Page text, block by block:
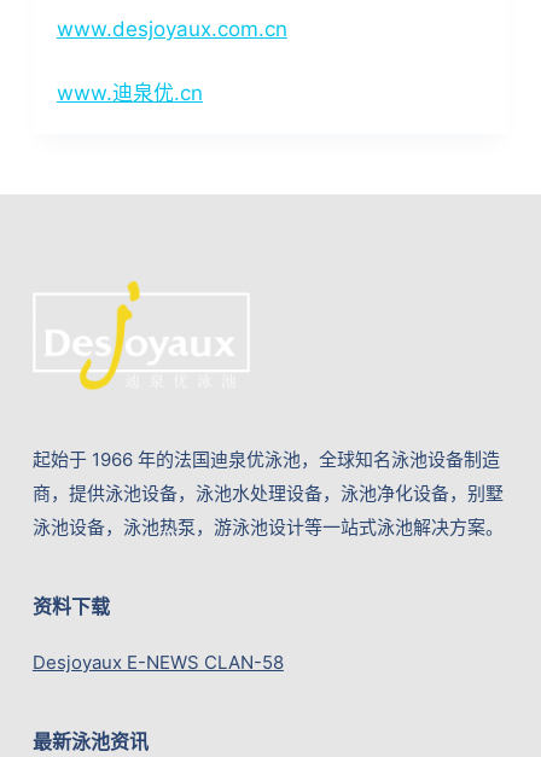
www.desjoyaux.com.cn
www.迪泉优.cn
起始于 1966 年的法国迪泉优泳池，全球知名泳池设备制造
商，提供泳池设备，泳池水处理设备，泳池净化设备，别墅
泳池设备，泳池热泵，游泳池设计等一站式泳池解决方案。
资料下载
Desjoyaux E-NEWS CLAN-58
最新泳池资讯